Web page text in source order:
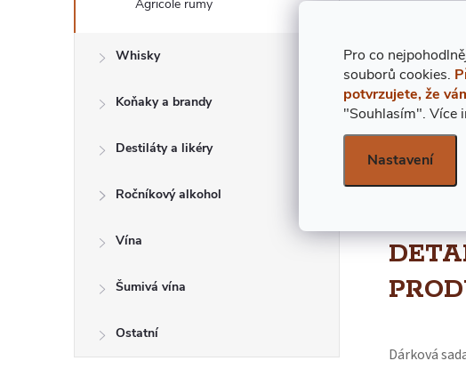
Pro co
souborů cookies.
potvrzujete, že
"Souhlasím". Více
Nastavení
Agricole rumy
Whisky
Koňaky a brandy
Destiláty a likéry
Ročníkový alkohol
Vína
Šumivá vína
Ostatní
Dárková